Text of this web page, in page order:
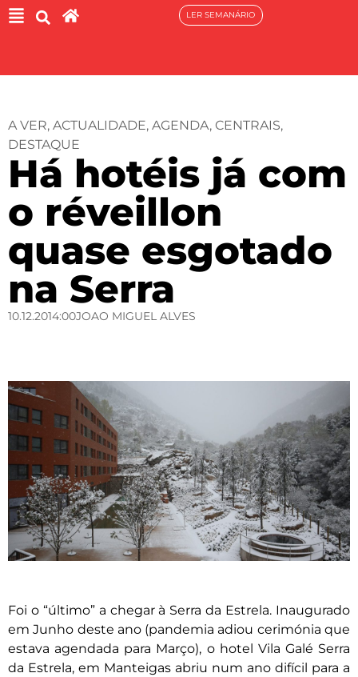
LER SEMANÁRIO
A VER, ACTUALIDADE, AGENDA, CENTRAIS,
DESTAQUE
Há hotéis já com
o réveillon
quase esgotado
na Serra
10.12.2014:00JOAO MIGUEL ALVES
Foi o “último” a chegar à Serra da Estrela. Inaugurado
em Junho deste ano (pandemia adiou cerimónia que
estava agendada para Março), o hotel Vila Galé Serra
da Estrela, em Manteigas abriu num ano difícil para a